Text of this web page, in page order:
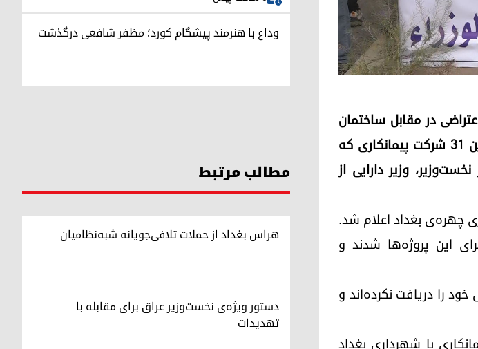
۱۴۰۳، با برگزاری تجمعی اعتراضی در مقابل ساختمان
وزارت دارایی فدرال در بغداد، خواستار پرداخت مطالبات معوقه‌ی خود شدند. این ۳۱ شرکت پیمانکاری که
وزیر دارایی از
چهره‌ی بغداد اعلام شد.
اجرای این پروژه‌ها شدند و
را دریافت نکرده‌اند و
وداع با هنرمند پیشگام کورد؛ مظفر شافعی درگذشت
مطالب مرتبط
هراس بغداد از حملات تلافی‌جویانه شبه‌نظامیان
دستور ویژه‌ی نخست‌وزیر عراق برای مقابله با
تهدیدات